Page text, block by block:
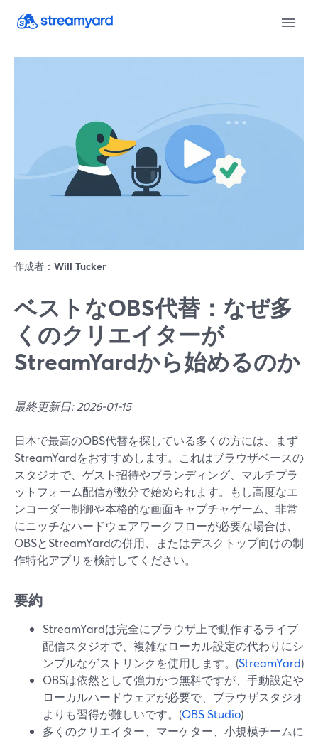
作成者： Will Tucker
ベストなOBS代替：なぜ多
くのクリエイターが
StreamYardから始めるのか
最終更新日: 2026-01-15
日本で最高のOBS代替を探している多くの方には、まず
StreamYardをおすすめします。これはブラウザベースの
スタジオで、ゲスト招待やブランディング、マルチプラ
ットフォーム配信が数分で始められます。もし高度なエ
ンコーダー制御や本格的な画面キャプチャゲーム、非常
にニッチなハードウェアワークフローが必要な場合は、
OBSとStreamYardの併用、またはデスクトップ向けの制
作特化アプリを検討してください。
要約
StreamYardは完全にブラウザ上で動作するライブ
配信スタジオで、複雑なローカル設定の代わりにシ
ンプルなゲストリンクを使用します。(StreamYard)
OBSは依然として強力かつ無料ですが、手動設定や
ローカルハードウェアが必要で、ブラウザスタジオ
よりも習得が難しいです。(OBS Studio)
多くのクリエイター、マーケター、小規模チームに